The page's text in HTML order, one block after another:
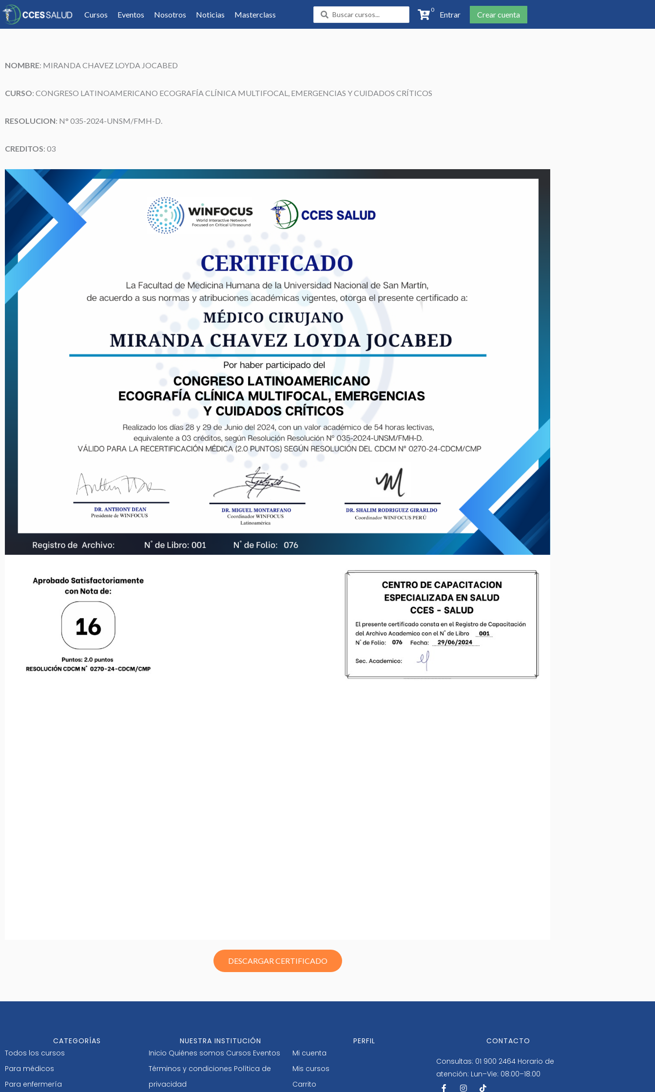
Cursos Eventos Nosotros Noticias Masterclass
Search
...
0
Entrar Crear cuenta
NOMBRE: MIRANDA CHAVEZ LOYDA JOCABED
CURSO: CONGRESO LATINOAMERICANO ECOGRAFÍA CLÍNICA MULTIFOCAL, EMERGENCIAS Y CUIDADOS CRÍTICOS
RESOLUCION: N° 035-2024-UNSM/FMH-D.
CREDITOS: 03
DESCARGAR CERTIFICADO
CATEGORÍAS
Todos los cursos
Para médicos
Para enfermería
NUESTRA INSTITUCIÓN
Inicio Quiénes somos Cursos Eventos
Términos y condiciones Política de
privacidad
PERFIL
Mi cuenta
Mis cursos
Carrito
CONTACTO
Consultas: 01 900 2464 Horario de
atención: Lun–Vie: 08:00–18:00
F
I
T